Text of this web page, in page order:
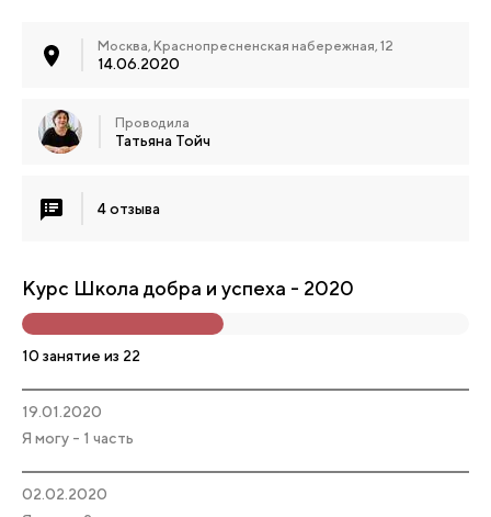
Москва, Краснопресненская набережная, 12
14.06.2020
Проводила
Татьяна Тойч
4 отзыва
Курс Школа добра и успеха - 2020
10 занятие из 22
19.01.2020
Я могу - 1 часть
02.02.2020